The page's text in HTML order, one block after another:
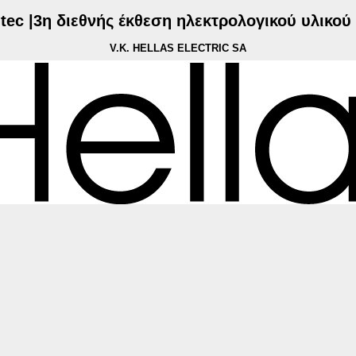
|3η διεθνής έκθεση ηλεκτρολογικού υλικού
V.K. HELLAS ELECTRIC SA